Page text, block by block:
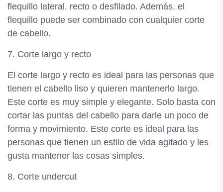
flequillo lateral, recto o desfilado. Además, el
flequillo puede ser combinado con cualquier corte
de cabello.
7. Corte largo y recto
El corte largo y recto es ideal para las personas que
tienen el cabello liso y quieren mantenerlo largo.
Este corte es muy simple y elegante. Solo basta con
cortar las puntas del cabello para darle un poco de
forma y movimiento. Este corte es ideal para las
personas que tienen un estilo de vida agitado y les
gusta mantener las cosas simples.
8. Corte undercut